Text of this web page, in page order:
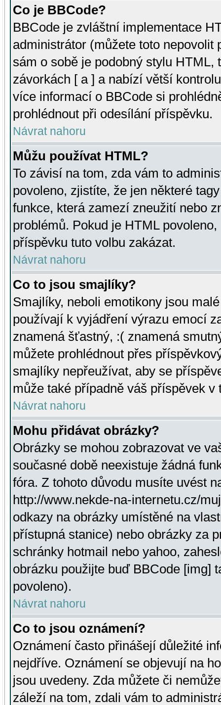
Co je BBCode?
BBCode je zvláštní implementace
administrátor (můžete toto
sám o sobě je podobný stylu HTML,
závorkách [ a ] a nabízí větší
více informací o BBCode si
prohlédnout při odesílání příspěvku.
Návrat nahoru
Můžu používat HTML?
To závisí na tom, zda vám to
povoleno, zjistíte, že jen některé
funkce, která zamezí zneužití nebo
problémů. Pokud je HTML
příspěvku tuto volbu zakázat.
Návrat nahoru
Co to jsou smajlíky?
Smajlíky, neboli emotikony jsou
používají k vyjádření výrazu emocí
znamená šťastný, :( znamená
můžete prohlédnout přes
smajlíky nepřeužívat, aby se
může také případně váš příspěvek v
Návrat nahoru
Mohu přidávat obrázky?
Obrázky se mohou zobrazovat ve
současné době neexistuje žádná
fóra. Z tohoto důvodu musíte uvést
http://www.nekde-na-internetu.cz/
odkazy na obrázky umístěné na
přístupná stanice) nebo obrázky za
schránky hotmail nebo yahoo,
obrázku použijte buď BBCode [img]
povoleno).
Návrat nahoru
Co to jsou oznámení?
Oznámení často přinášejí důležité
nejdříve. Oznámení se objevují na
jsou uvedeny. Zda můžete či
záleží na tom, zdali vám to